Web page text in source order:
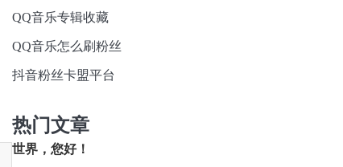
QQ音乐专辑收藏
QQ音乐怎么刷粉丝
抖音粉丝卡盟平台
热门文章
世界，您好！